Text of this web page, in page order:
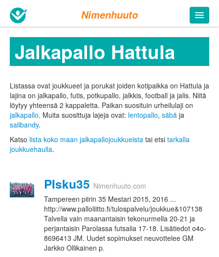
Nimenhuuto
Jalkapallo Hattula
Listassa ovat joukkueet ja porukat joiden kotipaikka on Hattula ja
lajina on jalkapallo, futis, potkupallo, jalkkis, football ja jalis. Niitä
löytyy yhteensä 2 kappaletta. Paikan suosituin urheilulaji on
jalkapallo. Muita suosittuja lajeja ovat: lentopallo, säbä ja
salibandy.
Katso lista koko maan jalkapallojoukkueista tai etsi tarkalla
joukkuehaulla.
PIsku35 Nimenhuuto.com
Tampereen piirin 35 Mestari 2015, 2016 ...
http://www.palloliitto.fi/tulospalvelu/joukkue&107138
Talvella vain maanantaisin tekonurmella 20-21 ja
perjantaisin Parolassa futsalia 17-18. Lisätiedot o4o-
8696413 JM. Uudet sopimukset neuvottelee GM
Jarkko Ollikainen p.